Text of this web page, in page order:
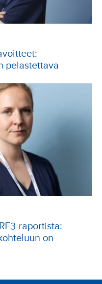
pelastettava
raportista:
on